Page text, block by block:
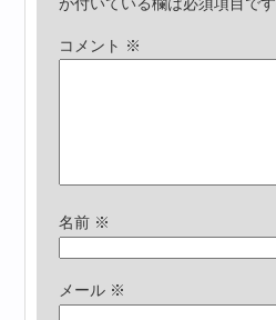
コメント ※
名前 ※
メール ※